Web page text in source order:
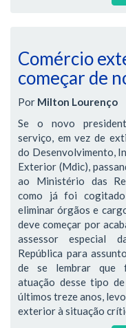
Comércio
começar de
Por Milton Lourenço
Se o novo
serviço, em vez de
do Desenvolvimento,
Exterior (Mdic),
ao Ministério das
como já foi
eliminar órgãos e
deve começar por
assessor especial
República para
de se lembrar que
atuação desse tipo
últimos treze anos,
exterior à situação